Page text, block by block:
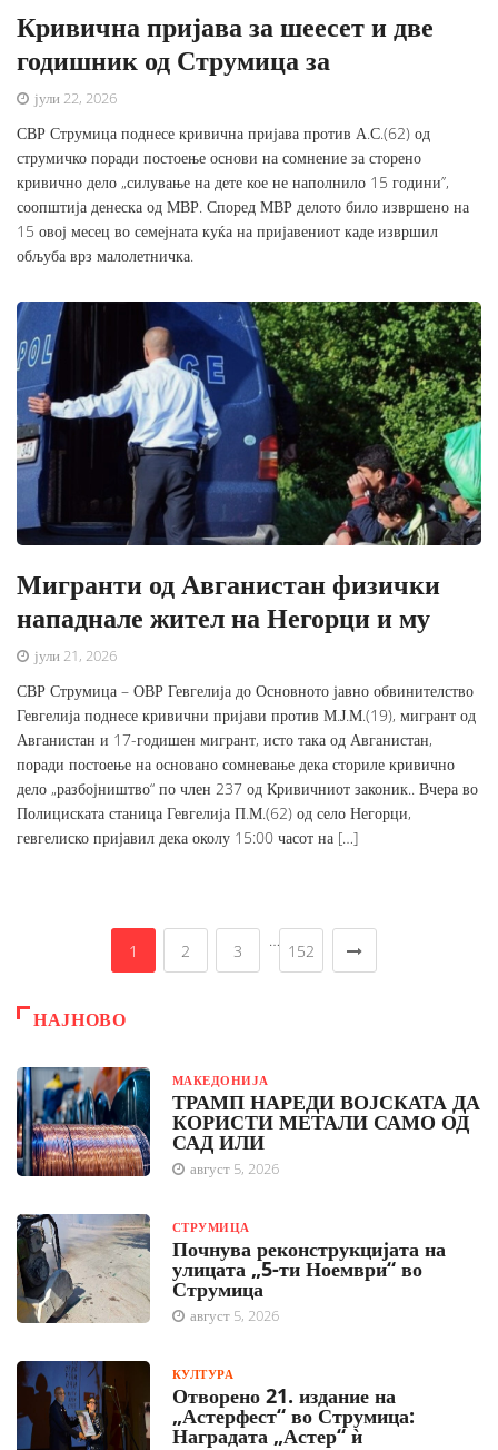
Кривична пријава за шеесет и две
годишник од Струмица за
јули 22, 2026
СВР Струмица поднесе кривична пријава против А.С.(62) од
струмичко поради постоење основи на сомнение за сторено
кривично дело „силување на дете кое не наполнило 15 години’’,
соопштија денеска од МВР. Според МВР делото било извршено на
15 овој месец во семејната куќа на пријавениот каде извршил
обљуба врз малолетничка.
Мигранти од Авганистан физички
нападнале жител на Негорци и му
јули 21, 2026
СВР Струмица – ОВР Гевгелија до Основното јавно обвинителство
Гевгелија поднесе кривични пријави против М.Ј.М.(19), мигрант од
Авганистан и 17-годишен мигрант, исто така од Авганистан,
поради постоење на основано сомневање дека сториле кривично
дело „разбојништво“ по член 237 од Кривичниот законик.. Вчера во
Полициската станица Гевгелија П.М.(62) од село Негорци,
гевгелиско пријавил дека околу 15:00 часот на […]
1 2 3
…
152
НАЈНОВО
МАКЕДОНИЈА
ТРАМП НАРЕДИ ВОЈСКАТА ДА
КОРИСТИ МЕТАЛИ САМО ОД
САД ИЛИ
август 5, 2026
СТРУМИЦА
Почнува реконструкцијата на
улицата „5-ти Ноември“ во
Струмица
август 5, 2026
КУЛТУРА
Отворено 21. издание на
„Астерфест“ во Струмица:
Наградата „Астер“ ѝ